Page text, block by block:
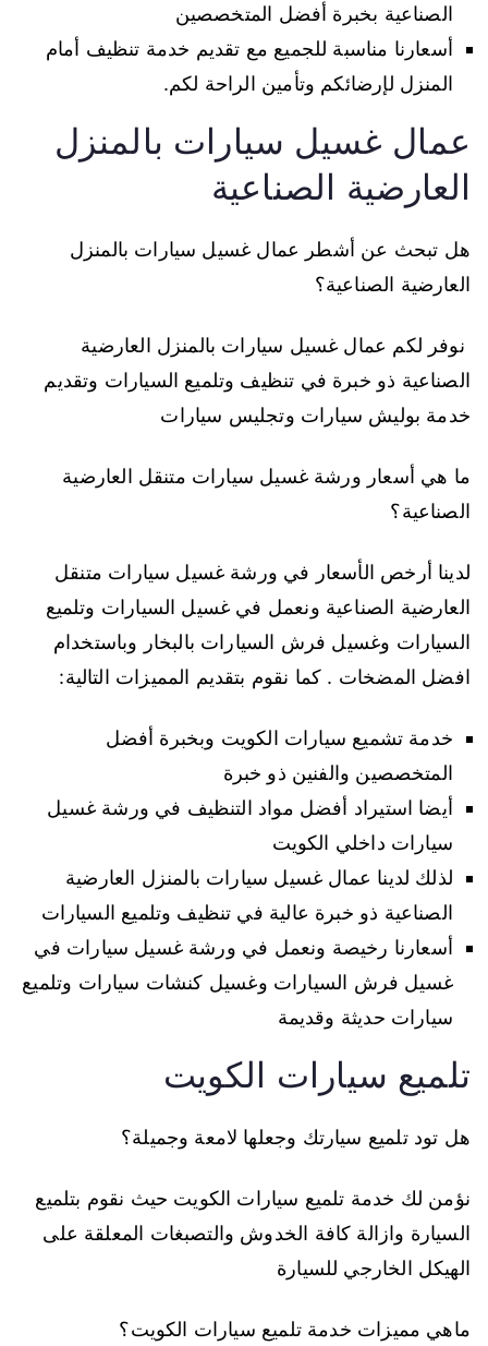
الصناعية بخبرة أفضل المتخصصين
أسعارنا مناسبة للجميع مع تقديم خدمة تنظيف أمام
المنزل لإرضائكم وتأمين الراحة لكم.
عمال غسيل سيارات بالمنزل
العارضية الصناعية
هل تبحث عن أشطر عمال غسيل سيارات بالمنزل
العارضية الصناعية؟
نوفر لكم عمال غسيل سيارات بالمنزل العارضية
الصناعية ذو خبرة في تنظيف وتلميع السيارات وتقديم
خدمة بوليش سيارات وتجليس سيارات
ما هي أسعار ورشة غسيل سيارات متنقل العارضية
الصناعية؟
لدينا أرخص الأسعار في ورشة غسيل سيارات متنقل
العارضية الصناعية ونعمل في غسيل السيارات وتلميع
السيارات وغسيل فرش السيارات بالبخار وباستخدام
افضل المضخات . كما نقوم بتقديم المميزات التالية:
خدمة تشميع سيارات الكويت وبخبرة أفضل
المتخصصين والفنين ذو خبرة
أيضا استيراد أفضل مواد التنظيف في ورشة غسيل
سيارات داخلي الكويت
لذلك لدينا عمال غسيل سيارات بالمنزل العارضية
الصناعية ذو خبرة عالية في تنظيف وتلميع السيارات
أسعارنا رخيصة ونعمل في ورشة غسيل سيارات في
غسيل فرش السيارات وغسيل كنشات سيارات وتلميع
سيارات حديثة وقديمة
تلميع سيارات الكويت
هل تود تلميع سيارتك وجعلها لامعة وجميلة؟
نؤمن لك خدمة تلميع سيارات الكويت حيث نقوم بتلميع
السيارة وازالة كافة الخدوش والتصبغات المعلقة على
الهيكل الخارجي للسيارة
ماهي مميزات خدمة تلميع سيارات الكويت؟